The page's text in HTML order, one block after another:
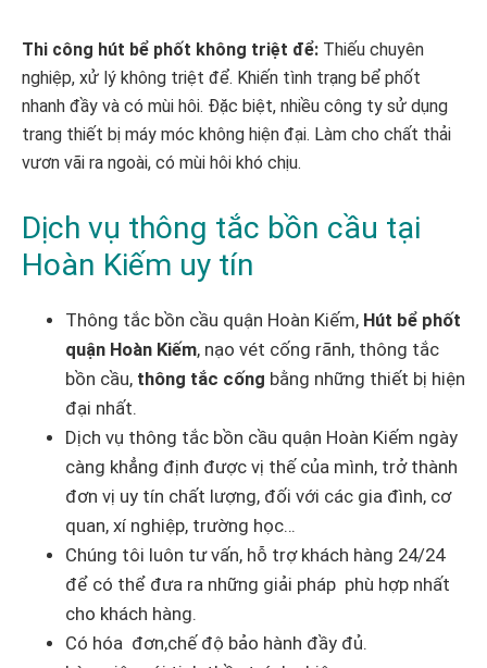
Thi công hút bể phốt không triệt để: Thiếu chuyên
nghiệp, xử lý không triệt để. Khiến tình trạng bể phốt
nhanh đầy và có mùi hôi. Đặc biệt, nhiều công ty sử dụng
trang thiết bị máy móc không hiện đại. Làm cho chất thải
vươn vãi ra ngoài, có mùi hôi khó chịu.
Dịch vụ thông tắc bồn cầu tại
Hoàn Kiếm uy tín
Thông tắc bồn cầu quận Hoàn Kiếm, Hút bể phốt
quận Hoàn Kiếm, nạo vét cống rãnh, thông tắc
bồn cầu, thông tắc cống bằng những thiết bị hiện
đại nhất.
Dịch vụ thông tắc bồn cầu quận Hoàn Kiếm ngày
càng khẳng định được vị thế của mình, trở thành
đơn vị uy tín chất lượng, đối với các gia đình, cơ
quan, xí nghiệp, trường học…
Chúng tôi luôn tư vấn, hỗ trợ khách hàng 24/24
để có thể đưa ra những giải pháp phù hợp nhất
cho khách hàng.
Có hóa đơn,chế độ bảo hành đầy đủ.